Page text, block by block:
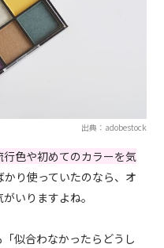
出典：adobestock
色や初めてのカラーを気
かり使っていたのなら、オ
いりますよね。
似合わなかったらどうし